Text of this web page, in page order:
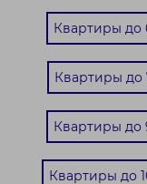
Квартиры до
Квартиры до
Квартиры до
Квартиры до